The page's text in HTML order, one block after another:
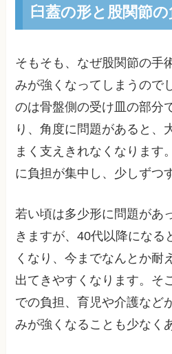
臼蓋の形と股関節
そもそも、なぜ股関節の手
みが強くなってしまうので
のは骨盤側の受け皿の部分
り、角度に問題があると、
まく支えきれなくなります
に負担が集中し、少しずつ
若い頃は多少形に問題があ
きますが、40代以降になる
くなり、今までなんとか耐
出てきやすくなります。そ
での負担、育児や介護など
みが強くなることも少なく